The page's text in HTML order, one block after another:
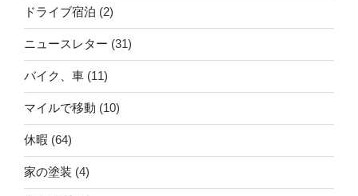
ドライブ宿泊 (2)
ニュースレター (31)
バイク、車 (11)
マイルで移動 (10)
休暇 (64)
家の塗装 (4)